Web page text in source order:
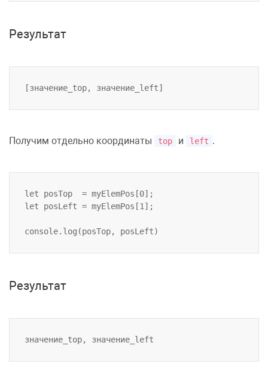
Результат
[значение_top, значение_left]
Получим отдельно координаты top и left .
let posTop  = myElemPos[0];
let posLeft = myElemPos[1];
Результат
значение_top, значение_left